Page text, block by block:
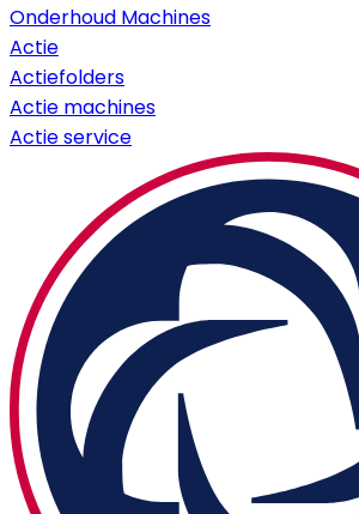
Onderhoud Machines
Actie
Actiefolders
Actie machines
Actie service